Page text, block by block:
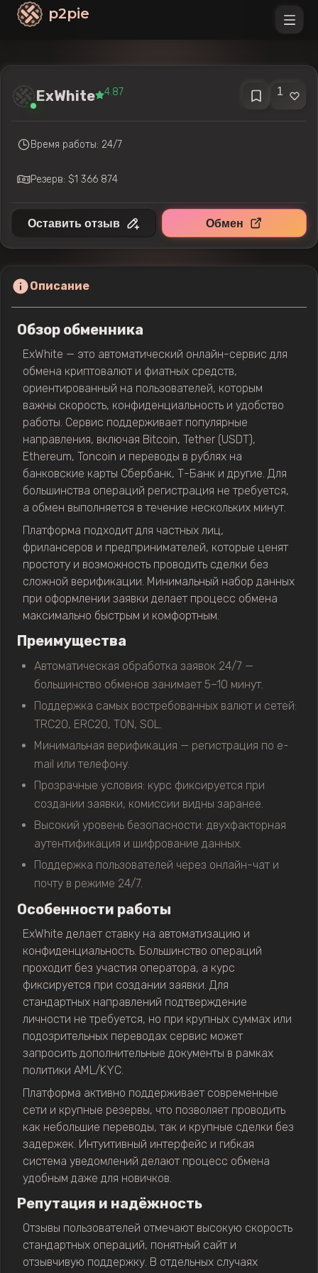
p2pie
ExWhite 4.87 1
Время работы: 24/7
Резерв: $1 366 874
Оставить отзыв Обмен
Описание
Обзор обменника
ExWhite — это автоматический онлайн-сервис для
обмена криптовалют и фиатных средств,
ориентированный на пользователей, которым
важны скорость, конфиденциальность и удобство
работы. Сервис поддерживает популярные
направления, включая Bitcoin, Tether (USDT),
Ethereum, Toncoin и переводы в рублях на
банковские карты Сбербанк, Т-Банк и другие. Для
большинства операций регистрация не требуется,
а обмен выполняется в течение нескольких минут.
Платформа подходит для частных лиц,
фрилансеров и предпринимателей, которые ценят
простоту и возможность проводить сделки без
сложной верификации. Минимальный набор данных
при оформлении заявки делает процесс обмена
максимально быстрым и комфортным.
Преимущества
Автоматическая обработка заявок 24/7 —
большинство обменов занимает 5–10 минут.
Поддержка самых востребованных валют и сетей:
TRC20, ERC20, TON, SOL.
Минимальная верификация — регистрация по e-
mail или телефону.
Прозрачные условия: курс фиксируется при
создании заявки, комиссии видны заранее.
Высокий уровень безопасности: двухфакторная
аутентификация и шифрование данных.
Поддержка пользователей через онлайн-чат и
почту в режиме 24/7.
Особенности работы
ExWhite делает ставку на автоматизацию и
конфиденциальность. Большинство операций
проходит без участия оператора, а курс
фиксируется при создании заявки. Для
стандартных направлений подтверждение
личности не требуется, но при крупных суммах или
подозрительных переводах сервис может
запросить дополнительные документы в рамках
политики AML/KYC.
Платформа активно поддерживает современные
сети и крупные резервы, что позволяет проводить
как небольшие переводы, так и крупные сделки без
задержек. Интуитивный интерфейс и гибкая
система уведомлений делают процесс обмена
удобным даже для новичков.
Репутация и надёжность
Отзывы пользователей отмечают высокую скорость
стандартных операций, понятный сайт и
отзывчивую поддержку. В отдельных случаях